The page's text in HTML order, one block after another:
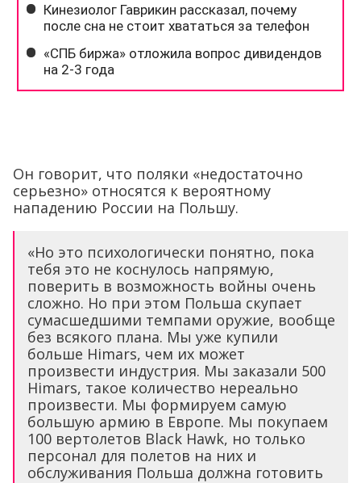
Он говорит, что поляки «недостаточно
серьезно» относятся к вероятному
нападению России на Польшу.
«Но это психологически понятно, пока
тебя это не коснулось напрямую,
поверить в возможность войны очень
сложно. Но при этом Польша скупает
сумасшедшими темпами оружие, вообще
без всякого плана. Мы уже купили
больше Himars, чем их может
произвести индустрия. Мы заказали 500
Himars, такое количество нереально
произвести. Мы формируем самую
большую армию в Европе. Мы покупаем
100 вертолетов Black Hawk, но только
персонал для полетов на них и
обслуживания Польша должна готовить